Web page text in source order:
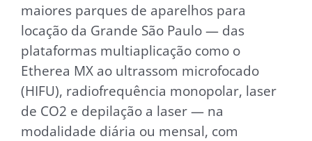
maiores parques de aparelhos para
locação da Grande São Paulo — das
plataformas multiaplicação como o
Etherea MX ao ultrassom microfocado
(HIFU), radiofrequência monopolar, laser
de CO2 e depilação a laser — na
modalidade diária ou mensal, com